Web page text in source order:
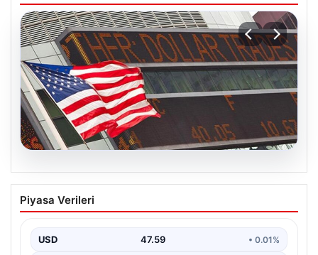
05.08.2026
FED faiz kararı ne zaman açıklanacak?
Nisan ayı faiz beklentisi belli oldu
Piyasa Verileri
USD 47.59 • 0.01%